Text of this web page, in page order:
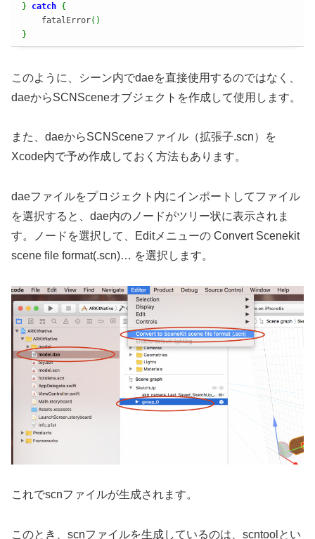
}
catch {
    fatalError
( )
}
このように、シーン内でdaeを直接使用するのではなく、
daeからSCNSceneオブジェクトを作成して使用します。
また、daeからSCNSceneファイル（拡張子.scn）を
Xcode内で予め作成しておく方法もあります。
daeファイルをプロジェクト内にインポートしてファイル
を選択すると、dae内のノードがツリー状に表示されま
す。ノードを選択して、Editメニューの Convert Scenekit
scene file format(.scn)… を選択します。
これでscnファイルが生成されます。
このとき、scnファイルを生成しているのは、scntoolとい